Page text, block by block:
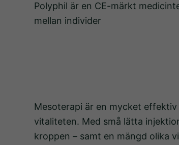
Polyphil är en CE-märkt
mellan individer
Mesoterapi är en mycket
vitaliteten. Med små lätta
kroppen – samt en mängd olika